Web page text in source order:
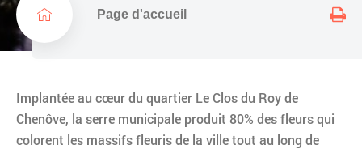
i
l
l
Page d'accueil
Implantée au cœur du quartier Le Clos du Roy de
Chenôve, la serre municipale produit 80% des fleurs qui
colorent les massifs fleuris de la ville tout au long de